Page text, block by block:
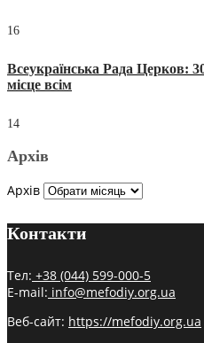
16
Всеукраїнська Рада Церков:
місце всім
14
Архів
Архів
Контакти
Тел: +38 (044) 599-000-5
E-mail: info@mefodiy.org.ua
Веб-сайт: https://mefodiy.org.ua